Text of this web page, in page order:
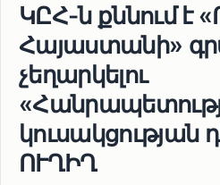
ԿԸՀ-ն քննում է
Հայաստանի»
չեղարկելու
կուսակցության
ՈՒՂԻՂ